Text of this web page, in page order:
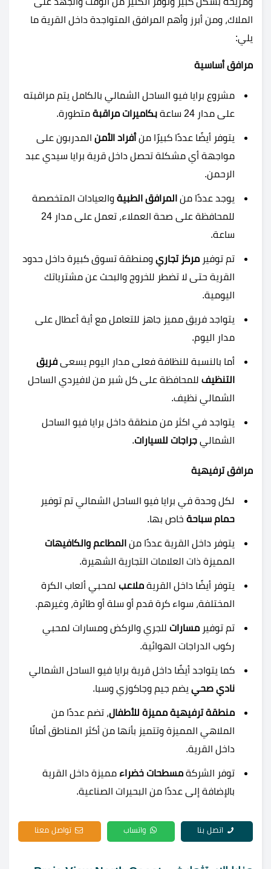
الملاك، ومن أبرز وأهم المرافق المتواجدة داخل القرية ما
يلي:
مرافق أساسية
مشروع برايا فيو الساحل الشمالي بالكامل يتم مراقبته
على مدار 24 ساعة
بكاميرات مراقبة متطورة.
يتوفر أيضًا عددًا كبيرًا منأفراد الأمن المدربون على
مواجهة أي مشكلة تحصل داخل قرية برايا سيدي عبد
الرحمن.
يوجد عددًا من المرافق الطبية والعيادات المتخصصة
للمحافظة على صحة العملاء، تعمل على مدار 24
ساعة.
تم توفير مركز تجاري ومنطقة تسوق كبيرة داخل حدود
القرية حتى لا تضطر للخروج والبحث عن مشترياتك
اليومية.
يتواجد فريق مميز جاهز للتعامل مع أية أعطال على
مدار اليوم.
أما بالنسبة للنظافة فعلى مدار اليوم يسعى فريق
التنظيف للمحافظة على كل شبر من لافيردي الساحل
الشمالي نظيف.
يتواجد في اكثر من منطقة داخل برايا فيو الساحل
الشمالي جراجات للسيارات.
مرافق ترفيهية
لكل وحدة في برايا فيو الساحل الشمالي تم توفير
حمام سباحة خاص بها.
يتوفر داخل القرية عددًا من المطاعم والكافيهات
المميزة ذات العلامات التجارية الشهيرة.
يتوفر أيضًا داخل القرية ملاعب لمحبي ألعاب الكرة
المختلفة، سواء كرة قدم أو سلة أو طائرة، وغيرهم.
تم توفير مسارات للجري والركض ومسارات لمحبي
ركوب الدراجات الهوائية.
كما يتواجد أيضًا داخل قرية برايا فيو الساحل الشمالي
نادي صحي يضم جيم وجاكوزي وسبا.
منطقة ترفيهية مميزة للأطفال، تضم عددًا من
الملاهي المميزة وتتميز بأنها من أكثر المناطق أمانًا
داخل القرية.
توفر الشركة مسطحات خضراء مميزة داخل القرية
بالإضافة إلى عددًا من البحيرات الصناعية.
اتصل بنا واتساب تواصل معنا